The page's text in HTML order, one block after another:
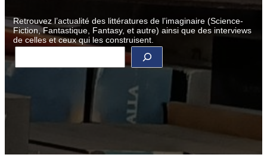
Retrouvez l’actualité des littératures de l’imaginaire (Science-
Fiction, Fantastique, Fantasy, et autre) ainsi que des interviews
de celles et ceux qui les construisent.
R
e
c
r